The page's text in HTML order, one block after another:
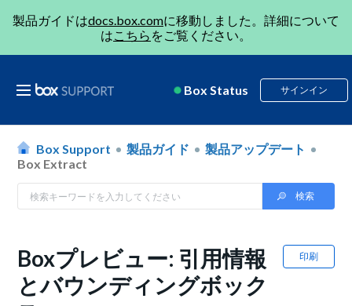
製品ガイドはdocs.box.comに移動しました。詳細について
はこちら をご覧ください。
Box Status サインイン
Box Support 製品ガイド
製品アップデート
Box Extract
印刷
Boxプレビュー: 引用情報
とバウンディングボック